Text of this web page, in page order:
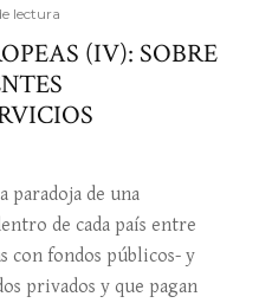
lectura
(IV): SOBRE
paradoja de una
de cada país entre
con fondos públicos- y
privados y que pagan